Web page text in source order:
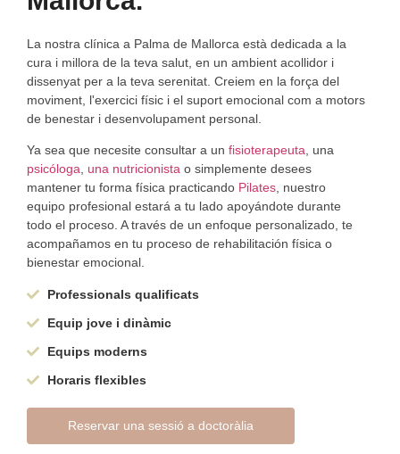
La nostra clínica a Palma de Mallorca està dedicada a la
cura i millora de la teva salut, en un ambient acollidor i
dissenyat per a la teva serenitat. Creiem en la força del
moviment, l'exercici físic i el suport emocional com a motors
de benestar i desenvolupament personal.
Ya sea que necesite consultar a un fisioterapeuta, una
psicóloga, una nutricionista o simplemente desees
mantener tu forma física practicando Pilates, nuestro
equipo profesional estará a tu lado apoyándote durante
todo el proceso. A través de un enfoque personalizado, te
acompañamos en tu proceso de rehabilitación física o
bienestar emocional.
Professionals qualificats
Equip jove i dinàmic
Equips moderns
Horaris flexibles
Reservar una sessió a doctoràlia